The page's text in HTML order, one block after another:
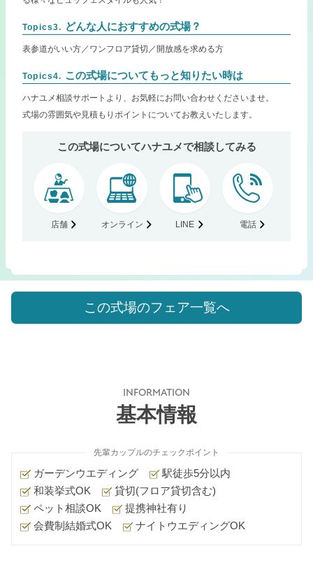
Topics3. どんな人におすすめの式場？
表参道がいい方／ワンフロア貸切／開放感を求める方
Topics4. この式場についてもっと知りたい時は
ハナユメ相談サポートより、お気軽にお問い合わせくださいませ。
式場の雰囲気や見積もりポイントについてお教えいたします。
この式場についてハナユメで相談してみる
店舗 オンライン LINE 電話
この式場のフェア一覧へ
INFORMATION
基本情報
先輩カップルのチェックポイント
ガーデンウエディング
駅徒歩5分以内
和装挙式OK
貸切(フロア貸切含む)
ペット相談OK
提携神社有り
会費制結婚式OK
ナイトウエディングOK